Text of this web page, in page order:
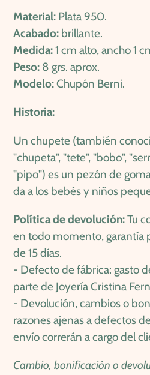
el
producto
a
tu
carrito
compra
Material: Plata 950.
Acabado: brillante.
Medida:1 cm alto, ancho 1
Peso: 8 grs. aprox.
Modelo:Chupón Berni.
Historia:
Un chupete (también
"chupeta", "tete", "bobo",
"pipo") es un pezón de
da a los bebés y niños
Política de devolución:Tu
en todo momento,garantía
de 15 días.
- Defecto de fábrica: gasto
parte de Joyería Cristina
- Devolución, cambios o
razones ajenas a defectos
envío correrán a cargo del
Cambio, bonificación o